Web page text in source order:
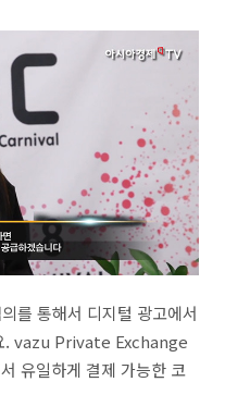
를 통해서 디지털 광고에서
. vazu Private Exchange
유일하게 결제 가능한 코